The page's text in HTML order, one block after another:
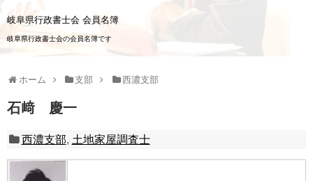
岐阜県行政書士会 会員名簿
岐阜県行政書士会の会員名簿です
ホーム 支部 西濃支部
石﨑 慶一
西濃支部, 土地家屋調査士